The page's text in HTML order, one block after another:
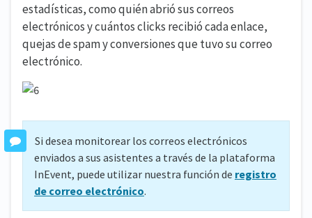
estadísticas, como quién abrió sus correos
electrónicos y cuántos clicks recibió cada enlace,
quejas de spam y conversiones que tuvo su correo
electrónico.
Si desea monitorear los correos electrónicos
enviados a sus asistentes a través de la plataforma
InEvent, puede utilizar nuestra función de registro
de correo electrónico.